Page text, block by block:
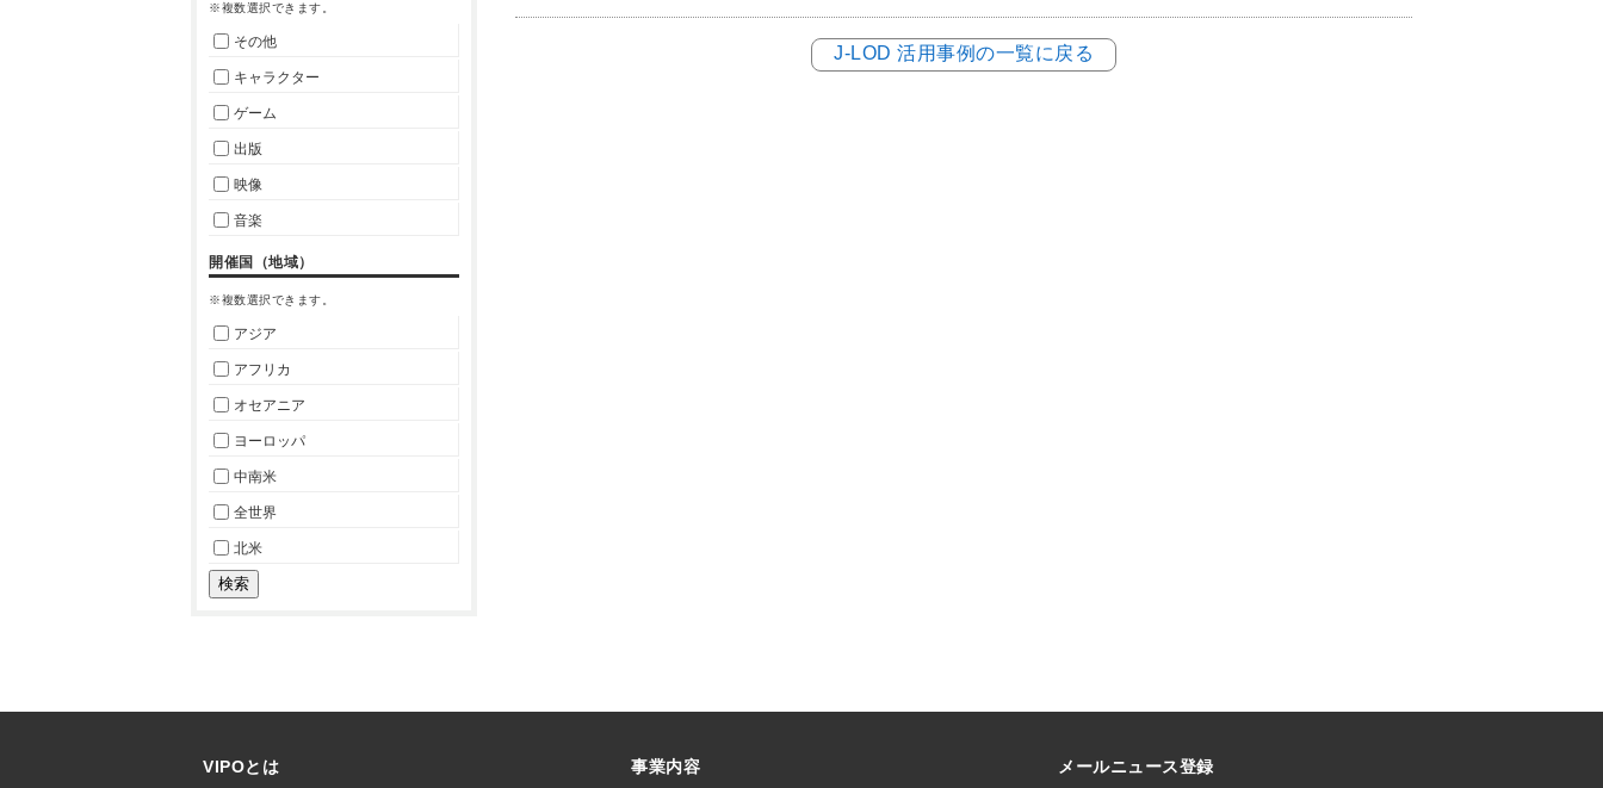
J-LOD 活用事例の一覧に戻る
※複数選択できます。
その他
キャラクター
ゲーム
出版
映像
音楽
開催国（地域）
※複数選択できます。
アジア
アフリカ
オセアニア
ヨーロッパ
中南米
全世界
北米
VIPOとは 事業内容
メールニュース登録